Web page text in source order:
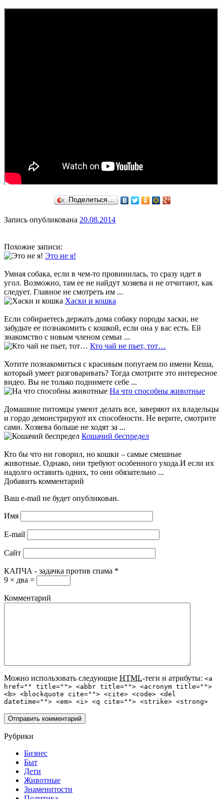
Поделиться…
Запись опубликована 20.08.2014
Похожие записи:
Это не я!
Умная собака, если в чем-то провинилась, то сразу идет в
угол. Возможно, там ее не найдут хозяева и не отчитают, как
следует. Главное не смотреть им ...
Хаски и кошка
Если собираетесь держать дома собаку породы хаски, не
забудьте ее познакомить с кошкой, если она у вас есть. Ей
знакомство с новым членом семьи ...
Кто чай не пьет, тот…
Хотите познакомиться с красивым попугаем по имени Кеша,
который умеет разговаривать? Тогда смотрите это интересное
видео. Вы не только поднимете себе ...
На что способны животные
Домашние питомцы умеют делать все, заверяют их владельцы
и гордо демонстрируют их способности. Не верите, смотрите
сами. Хозяева больше не ходят за ...
Кошачий беспредел
Кто бы что ни говорил, но кошки – самые смешные
животные. Однако, они требуют особенного ухода.И если их
надолго оставить одних, то они обязательно ...
Добавить комментарий
Ваш e-mail не будет опубликован.
Имя
E-mail
Сайт
КАПЧА - задачка против спама *
9 × два =
Комментарий
Можно использовать следующие HTML-теги и атрибуты: <a
href="" title=""> <abbr title=""> <acronym title="">
<b> <blockquote cite=""> <cite> <code> <del
datetime=""> <em> <i> <q cite=""> <strike> <strong>
Рубрики
Бизнес
Быт
Дети
Животные
Знаменитости